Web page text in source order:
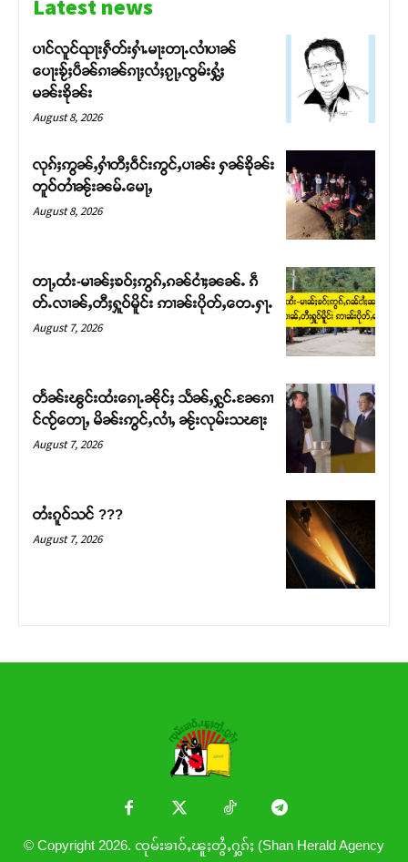
တႃႇႁႂ်ႈသဵင်ၵၢင်ၸႂ်ၵူၼ်းမိူင်း ၵူႈတီႈၵူႈလႅၼ်ပေႃးတေၸွ
တ်ႇ တူဝ်ႈလုမ်ႈၾႃႉၼၼ်ႉ ၶဝ်ႈႁူမ်ႈၵမ်ႉထႅမ် ၸုမ်းၶၢ
ဝ်ႇၽူႈတွႆႇႁွၵ်ႈ လႆႈယူႇၶႃႈဢေႃႈ။
Latest news
ပၢင်လူင်ၺႃးႁဵတ်းႁၢႆႉမႃးတႃႉလၢႆပၢၼ် ​​
ပေႃးၶႂ်ႈပဵၼ်ၵၢၼ်ၵႃႈလႆႈၵႂႃႇၸွမ်းႁွႆႈ
မၼ်းၶိုၼ်း
August 8, 2026
လုၵ်ႈဢွၼ်ႇႁၢႆတီႈဝဵင်းဢွင်ႇပၢၼ်း ႁၼ်ၶိုၼ်း
တူဝ်တၢႆၼႂ်းၼမ်ႉမေႃႇ
August 8, 2026
တႃႇထႆး-မၢၼ်ႈၶဝ်ႈဢွၵ်ႇၵၼ်ငၢႆႈၼၼ်ႉ ၵဵ
တ်ႉလၢၼ်ႇတီႈႁူဝ်မိူင်း ဢၢၼ်းပိုတ်ႇတေႉႁႃႉ
August 7, 2026
တႅၼ်းၽွင်းထႆးၵေႃႉၼိုင်ႈ သႅၼ်ႇႁွင်ႉၼႄၵၢ
င်ၸႂ်တေႃႇ မိၼ်းဢွင်ႇလၢႆႇ ၼႂ်းလုမ်းသၽႃး
August 7, 2026
တႆးၵူဝ်သင် ???
August 7, 2026
© Copyright 2026. ၸုမ်းၶၢဝ်ႇၽူႈတွႆႇႁွၵ်ႈ (Shan Herald Agency